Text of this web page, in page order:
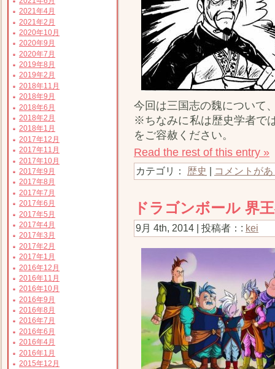
2021年4月
2021年2月
2020年10月
2020年9月
2020年7月
2019年8月
2019年2月
2018年11月
2018年9月
2018年6月
2018年2月
2018年1月
2017年12月
2017年11月
2017年10月
2017年9月
2017年8月
2017年7月
2017年6月
2017年5月
2017年4月
2017年3月
2017年2月
2017年1月
2016年12月
2016年11月
2016年10月
2016年9月
2016年8月
2016年7月
2016年6月
2016年4月
2016年1月
2015年12月
今回は三国志の魏について
※ちなみに私は歴史学者で
をご容赦ください。
Read the rest of this entry »
カテゴリ： 歴史 | コメントが
ドラゴンボール 界
9月 4th, 2014 | 投稿者：: kei